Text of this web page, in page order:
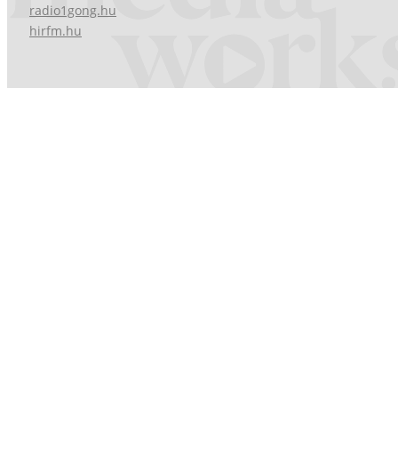
radio1gong.hu
hirfm.hu